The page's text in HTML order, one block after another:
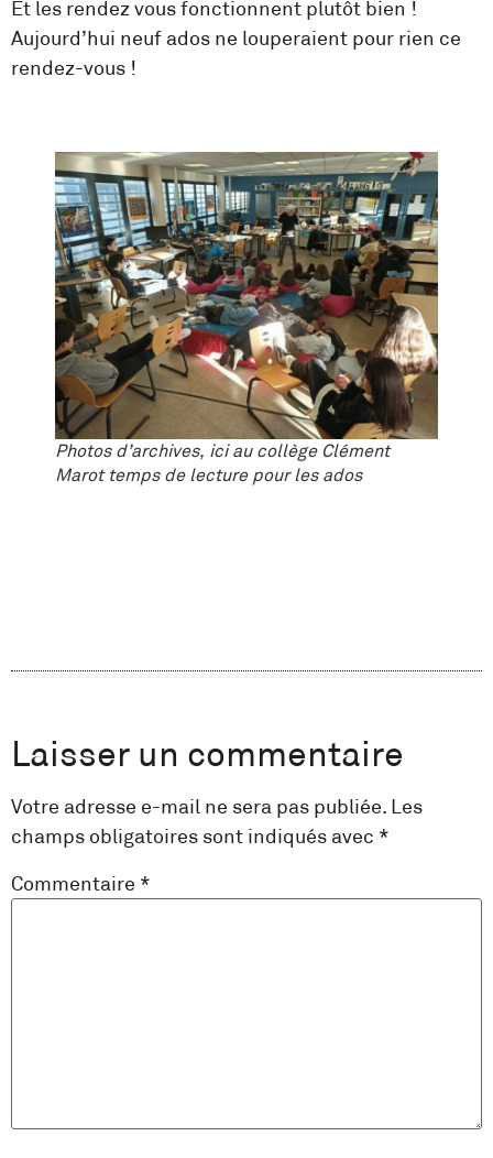
Et les rendez vous fonctionnent plutôt bien !
Aujourd’hui neuf ados ne louperaient pour rien ce
rendez-vous !
Photos d’archives, ici au collège Clément
Marot temps de lecture pour les ados
Laisser un commentaire
Votre adresse e-mail ne sera pas publiée. Les
champs obligatoires sont indiqués avec *
Commentaire *